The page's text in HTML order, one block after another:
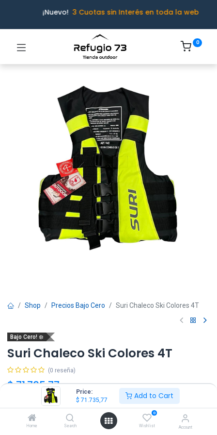
Price:
$ 71.735,77 Add to Cart
Home Search
0
Wishlist Account
¡Nuevo! 3 Cuotas sin Interés en toda la web
0
Shop Precios Bajo Cero Suri Chaleco Ski Colores 4T
Bajo Cero! ❄️
Suri Chaleco Ski Colores 4T
(0 reseña)
$71.735,77 $119.559,62 IVA Incluido
3